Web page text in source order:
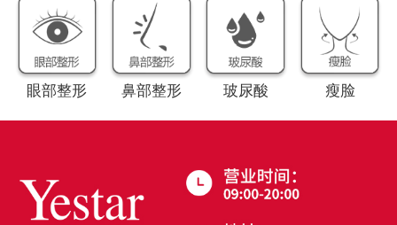
眼部整形 鼻部整形 玻尿酸 瘦脸